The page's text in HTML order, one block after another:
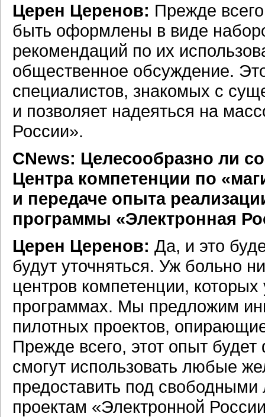
Церен Церенов: Прежде
быть оформлены в виде
рекомендаций по их
общественное обсуждение.
специалистов, знакомых с
и позволяет надеяться на
России».
СNews: Целесообразно ли
Центра компетенции по
и передаче опыта
программы «Электронная
Церен Церенов: Да, и это
будут уточняться. Уж больно
центров компетенции,
программах. Мы предложим
пилотных проектов,
Прежде всего, этот опыт
смогут использовать любые
предоставить под
проектам «Электронной